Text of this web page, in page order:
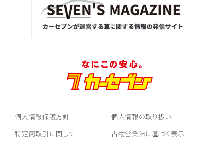
個人情報保護方針
個人情報の取り扱い
特定商取引に関して
古物営業法に基づく表示